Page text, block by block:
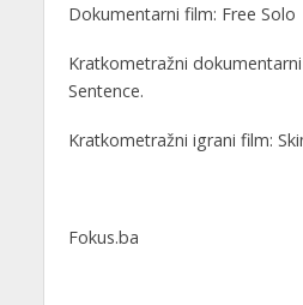
Dokumentarni film: Free Solo
Kratkometražni
Sentence.
Kratkometražni igrani film:
Fokus.ba